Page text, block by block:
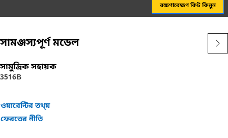
রক্ষণাবেক্ষণ কিট কিনুন
সামঞ্জস্যপূর্ণ মডেল
সামুদ্রিক সহায়ক
3516B
ওয়ারেন্টির তথ্য়
ফেরতের নীতি